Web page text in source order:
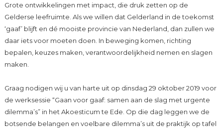
Grote ontwikkelingen met impact, die druk zetten op de
Gelderse leefruimte. Als we willen dat Gelderland in de toekomst
‘gaaf’ blijft en dé mooiste provincie van Nederland, dan zullen we
daar iets voor moeten doen. In beweging komen, richting
bepalen, keuzes maken, verantwoordelijkheid nemen en slagen
maken.
Graag nodigen wij u van harte uit op dinsdag 29 oktober 2019 voor
de werksessie “Gaan voor gaaf: samen aan de slag met urgente
dilemma’s” in het Akoesticum te Ede. Op die dag leggen we de
botsende belangen en voelbare dilemma’s uit de praktijk op tafel